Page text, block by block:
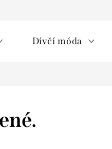
Dívčí móda